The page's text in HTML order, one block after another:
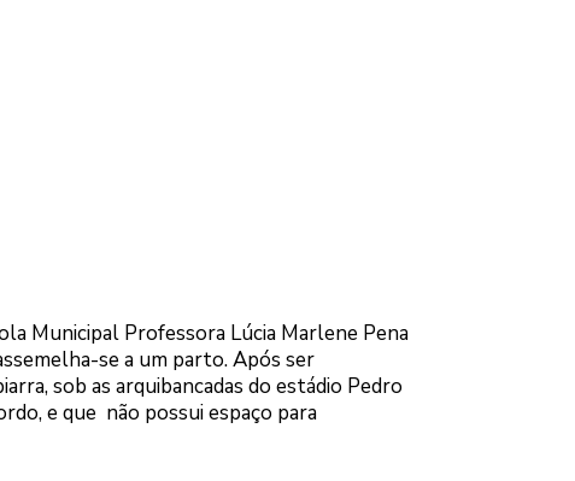
Municipal Professora Lúcia Marlene Pena
se a um parto. Após ser
sob as arquibancadas do estádio Pedro
e que não possui espaço para